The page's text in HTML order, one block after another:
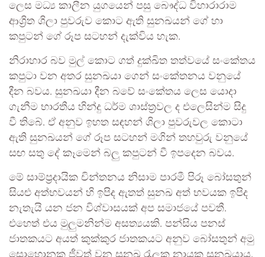
ලෙස මධ්‍ය කාලීන යුගයෙන් පසු බෞද්ධ විහාරාරාම
ආශ්‍රිත ශිලා පුවරුව කොට ඇති සුනඛයන් ගේ හා
කපුටන් ගේ රූප සටහන් දැක්විය හැක.
නිරාහාර බව මුල් කොට ගත් දුක්ඛිත තත්වයේ සංකේතය
කපුටා වන අතර සුනඛයා ගෙන් සංකේතනය වනුයේ
දීන බවය. සුනඛයා දීන බවේ සංකේතය ලෙස යොදා
ගැනීම භාරතීය හින්දු ධර්ම ශාස්ත්‍රවල ද එලෙසින්ම සිදු
වී තිබේ. ඒ අනුව ඉහත සඳහන් ශිලා පුවරුවල කොටා
ඇති සුනඛයන් ගේ රූප සටහන් මගින් තහවුරු වනුයේ
සඟ සතු දේ කෑමෙන් බලු කපුටන් වී ඉපදෙන බවය.
මේ සාම්ප්‍රදායික චින්තනය නිසාම පාරමී පිරූ බෝසතුන්
සියළු අත්භවයන් හි ඉපිද ඇතත් සුනඛ අත් භවයක ඉපිද
නැතැයි යන ජන විශ්වාසයක් අප සමාජයේ පවතී.
එහෙත් එය මුලුමනින්ම අසත්‍යයකි. පන්සිය පනස්
ජාතකයට අයත් කුක්කුර ජාතකයට අනුව බෝසතුන් අමු
සොහොනක ජීවත් වන සුනඛ රැලක නායක සුනඛයාය.